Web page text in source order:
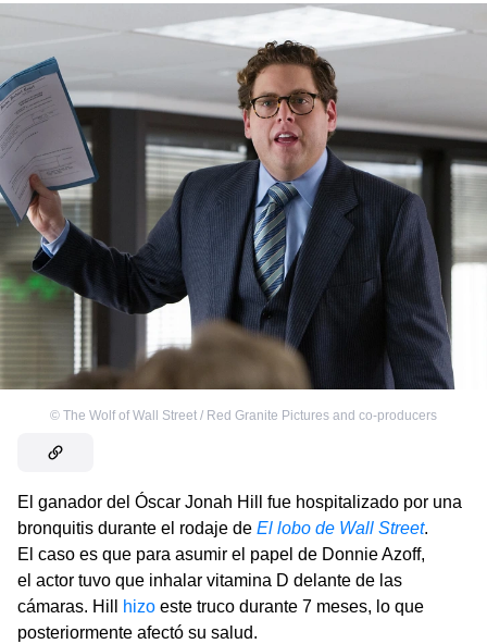
© The Wolf of Wall Street / Red Granite Pictures and co-producers
El ganador del Óscar Jonah Hill fue hospitalizado por una
bronquitis durante el rodaje de El lobo de Wall Street.
El caso es que para asumir el papel de Donnie Azoff,
el actor tuvo que inhalar vitamina D delante de las
cámaras. Hill
hizo este truco durante 7 meses, lo que
posteriormente afectó su salud.